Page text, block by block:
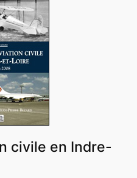
h
e
r
c
h
e
r
civile en Indre-